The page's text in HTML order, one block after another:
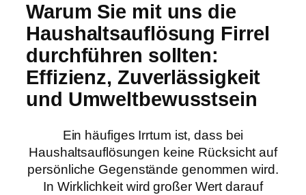
Warum Sie mit uns die
Haushaltsauflösung Firrel
durchführen sollten:
Effizienz, Zuverlässigkeit
und Umweltbewusstsein
Ein häufiges Irrtum ist, dass bei
Haushaltsauflösungen keine Rücksicht auf
persönliche Gegenstände genommen wird.
In Wirklichkeit wird großer Wert darauf